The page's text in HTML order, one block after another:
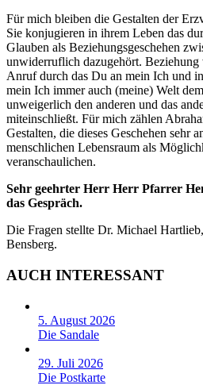
Für mich bleiben die Gestalten der
Sie konjugieren in ihrem Leben das
Glauben als Beziehungsgeschehen
unwiderruflich dazugehört.
Anruf durch das Du an mein Ich und
mein Ich immer auch (meine) Welt
unweigerlich den anderen und das
miteinschließt. Für mich zählen
Gestalten, die dieses Geschehen sehr
menschlichen Lebensraum als
veranschaulichen.
Sehr geehrter Herr Herr Pfarrer
das Gespräch.
Die Fragen stellte Dr. Michael
Bensberg.
AUCH INTERESSANT
5. August 2026
Die Sandale
29. Juli 2026
Die Postkarte